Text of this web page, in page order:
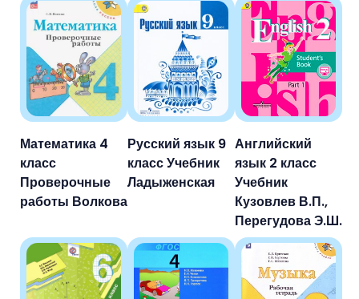
Математика 4
класс
Проверочные
работы Волкова
Русский язык 9
класс Учебник
Ладыженская
Английский
язык 2 класс
Учебник
Кузовлев В.П.,
Перегудова Э.Ш.